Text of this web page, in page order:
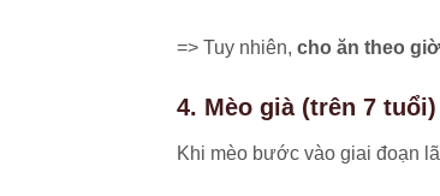
=> Tuy nhiên, cho ăn theo
4. Mèo già (trên 7 tuổi)
Khi mèo bước vào giai đoạn